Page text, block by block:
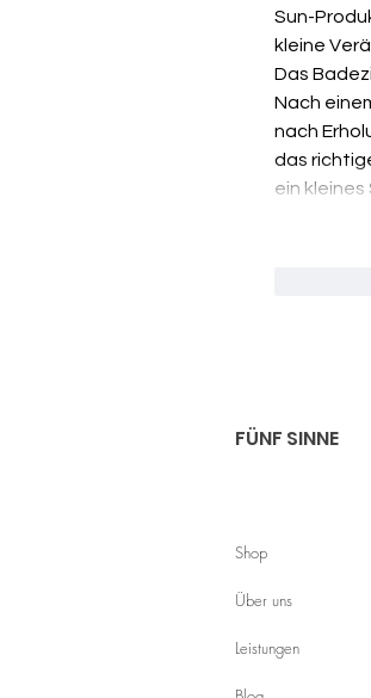
Sun-
kleine
Das
Nach
nach
das
ein
FÜNF SINNE
Shop
Über uns
Leistungen